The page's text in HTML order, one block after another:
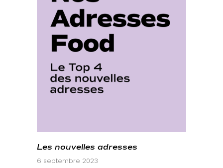
Les nouvelles adresses
6 septembre 2023